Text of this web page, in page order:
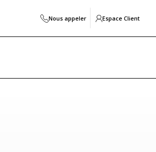
Nous appeler Espace Client